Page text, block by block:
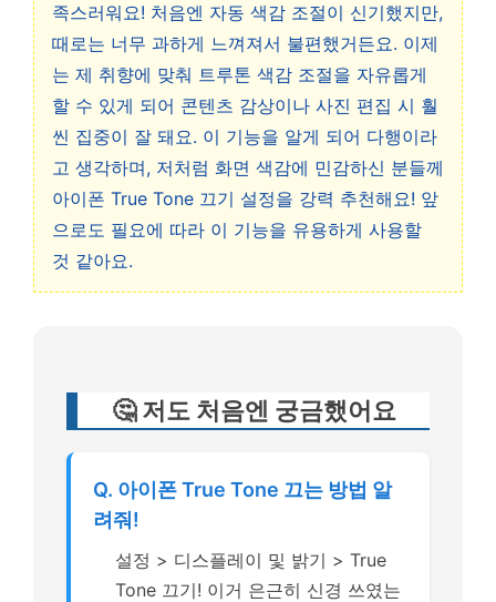
족스러워요! 처음엔 자동 색감 조절이 신기했지만,
때로는 너무 과하게 느껴져서 불편했거든요. 이제
는 제 취향에 맞춰 트루톤 색감 조절을 자유롭게
할 수 있게 되어 콘텐츠 감상이나 사진 편집 시 훨
씬 집중이 잘 돼요. 이 기능을 알게 되어 다행이라
고 생각하며, 저처럼 화면 색감에 민감하신 분들께
아이폰 True Tone 끄기 설정을 강력 추천해요! 앞
으로도 필요에 따라 이 기능을 유용하게 사용할
것 같아요.
🤔 저도 처음엔 궁금했어요
Q. 아이폰 True Tone 끄는 방법 알
려줘!
설정 > 디스플레이 및 밝기 > True
Tone 끄기! 이거 은근히 신경 쓰였는